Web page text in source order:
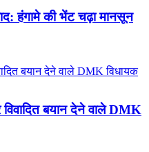
हंगामे की भेंट चढ़ा मानसून
बयान देने वाले DMK